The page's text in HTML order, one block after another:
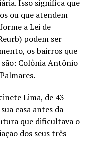
Isso significa que
ou que atendem
a Lei de
podem ser
os bairros que
Colônia Antônio
Lima, de 43
casa antes da
que dificultava o
dos seus três